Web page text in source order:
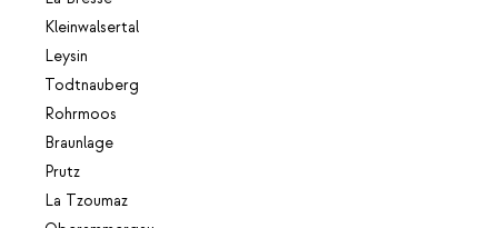
Kleinwalsertal
Leysin
Todtnauberg
Rohrmoos
Braunlage
Prutz
La Tzoumaz